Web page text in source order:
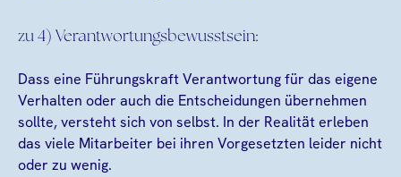
zu 4) Verantwortungsbewusstsein:
Dass eine Führungskraft Verantwortung für das eigene
Verhalten oder auch die Entscheidungen übernehmen
sollte, versteht sich von selbst. In der Realität erleben
das viele Mitarbeiter bei ihren Vorgesetzten leider nicht
oder zu wenig.